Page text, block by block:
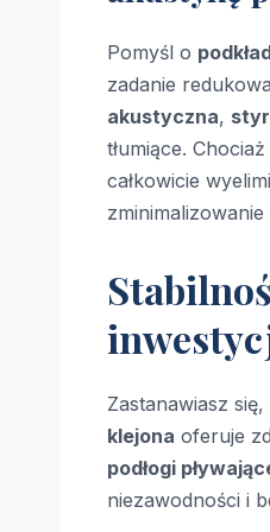
Pomyśl o
zadanie
akustyczna,
tłumiące.
całkowicie
Zastanawiasz
klejona oferuje
podłogi
niezawodności i